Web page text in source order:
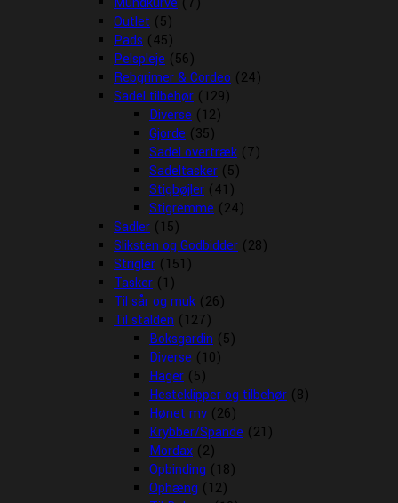
Outlet (5)
Pads (45)
Pelspleje (56)
Rebgrimer & Cordeo (24)
Sadel tilbehør (129)
Diverse (12)
Gjorde (35)
Sadel overtræk (7)
Sadeltasker (5)
Stigbøjler (41)
Stigremme (24)
Sadler (15)
Sliksten og Godbidder (28)
Strigler (151)
Tasker (1)
Til sår og muk (26)
Til stalden (127)
Boksgardin (5)
Diverse (10)
Hager (5)
Hesteklipper og tilbehør (8)
Hønet mv (26)
Krybber/Spande (21)
Mordax (2)
Opbinding (18)
Ophæng (12)